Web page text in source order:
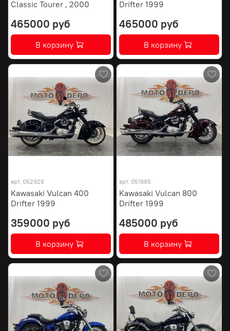
Classic Tourer , 2000
465000 руб
В корзину
Drifter 1999
465000 руб
В корзину
арт. 052928
Kawasaki Vulcan 400
Drifter 1999
359000 руб
В корзину
арт. 051985
Kawasaki Vulcan 800
Drifter 1999
485000 руб
В корзину